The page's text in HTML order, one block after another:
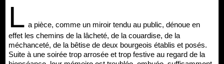
L a pièce, comme un miroir tendu au public, dénoue en
effet les chemins de la lâcheté, de la couardise, de la
méchanceté, de la bêtise de deux bourgeois établis et posés.
Suite à une soirée trop arrosée et trop festive au regard de la